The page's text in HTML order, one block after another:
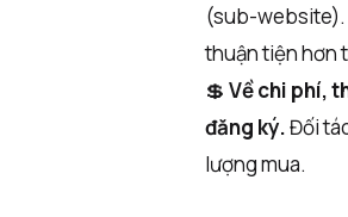
(sub-website).
thuận tiện hơn
💲 Về chi phí,
đăng ký.Đối
lượng mua.